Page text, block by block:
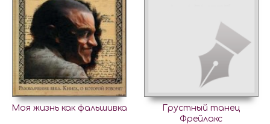
Моя жизнь как фальшивка
Грустный танец
Фрейлакс